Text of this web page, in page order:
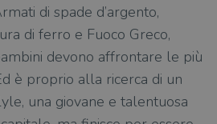
di spade d’argento,
di ferro e Fuoco Greco,
devono affrontare le più
è proprio alla ricerca di un
una giovane e talentuosa